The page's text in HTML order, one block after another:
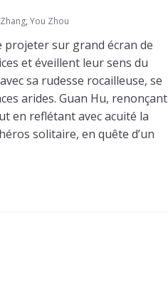
, You Zhou
projeter sur grand écran de
et éveillent leur sens du
sa rudesse rocailleuse, se
arides. Guan Hu, renonçant
en reflétant avec acuité la
solitaire, en quête d’un